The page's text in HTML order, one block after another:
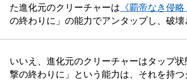
た進化元のクリーチャーは 《覇帝なき侵
の終わりに」の能力でアンタップし、破壊
いいえ、進化元のクリーチャーはタップ
撃の終わりに」という能力は、それを持